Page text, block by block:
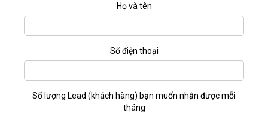
Họ và tên
Số lượng Lead (khách hàng) bạn muốn nhận được mỗi
tháng
Số điện thoại